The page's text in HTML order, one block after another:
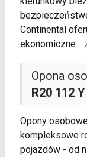
Continental
ekonomiczne...
Opona
R20 112 Y
Opony
kompleksowe
pojazdów - od